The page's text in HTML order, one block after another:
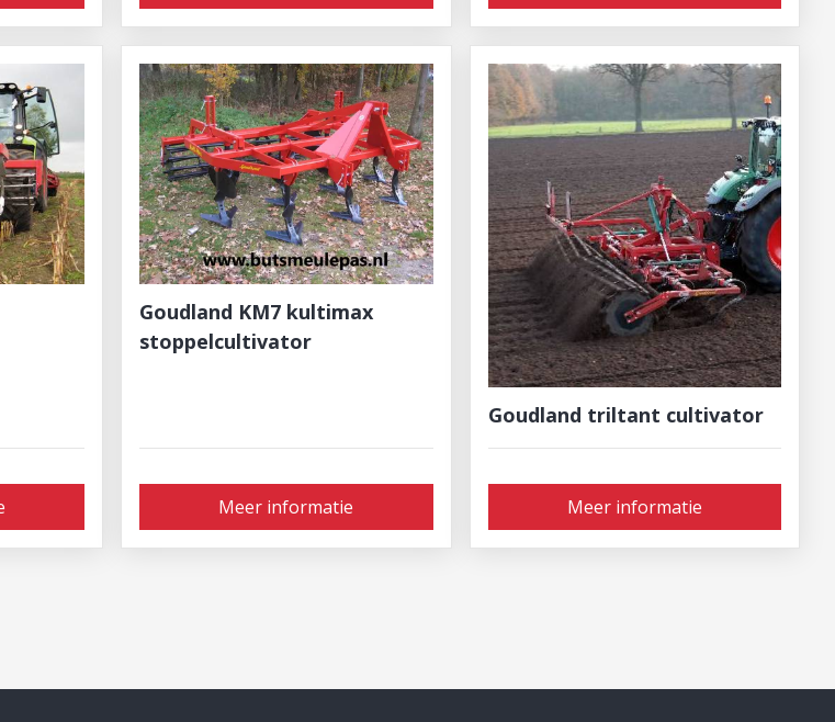
Goudland KM7 kultimax
stoppelcultivator
Meer informatie
Goudland triltant cultivator
Meer informatie